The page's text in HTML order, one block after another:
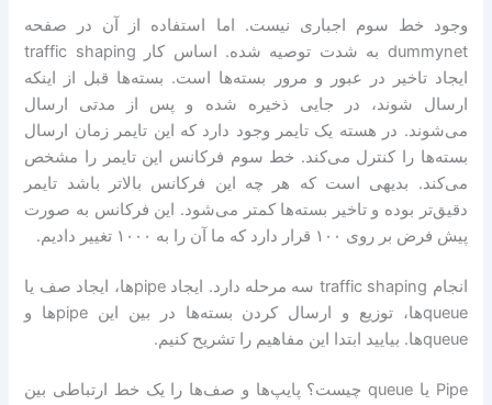
وجود خط سوم اجباری نیست. اما استفاده از آن در صفحه
‎dummynet‎ به شدت توصیه شده. اساس کار traffic shaping
ایجاد تاخیر در عبور و مرور بسته‌ها است. بسته‌ها قبل از اینکه
ارسال شوند، در جایی ذخیره شده و پس از مدتی ارسال
می‌شوند. در هسته یک تایمر وجود دارد که این تایمر زمان ارسال
بسته‌ها را کنترل می‌کند. خط سوم فرکانس این تایمر را مشخص
می‌کند. بدیهی است که هر چه این فرکانس بالاتر باشد تایمر
دقیق‌تر بوده و تاخیر بسته‌ها کمتر می‌شود. این فرکانس به صورت
پیش فرض بر روی ۱۰۰ قرار دارد که ما آن را به ۱۰۰۰ تغییر دادیم.
انجام traffic shaping سه مرحله دارد. ایجاد pipeها، ایجاد صف یا
queueها، توزیع و ارسال کردن بسته‌ها در بین این pipeها و
queueها. بیایید ابتدا این مفاهیم را تشریح کنیم.
Pipe یا queue چیست؟ پایپ‌ها و صف‌ها را یک خط ارتباطی بین